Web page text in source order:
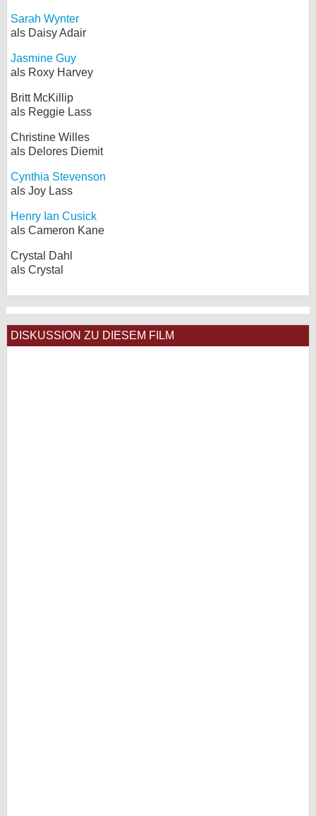
Sarah Wynter
als Daisy Adair
Jasmine Guy
als Roxy Harvey
Britt McKillip
als Reggie Lass
Christine Willes
als Delores Diemit
Cynthia Stevenson
als Joy Lass
Henry Ian Cusick
als Cameron Kane
Crystal Dahl
als Crystal
DISKUSSION ZU DIESEM FILM